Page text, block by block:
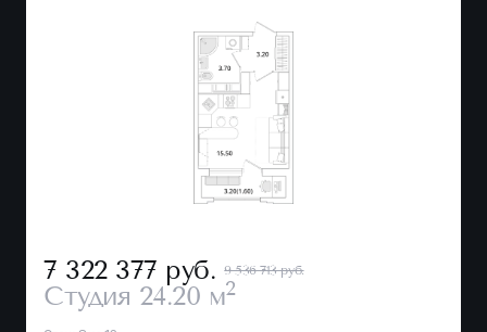
7 322 377 руб. 9 536 713 руб.
Студия 24.20 м2